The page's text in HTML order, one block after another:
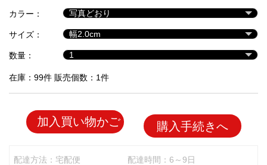
商
品
カラー：
サイズ：
数量：
在庫：99件 販売個数：1件
加入買い物かご 購入手続きへ
配達方法：宅配便
配達時間：6～9日